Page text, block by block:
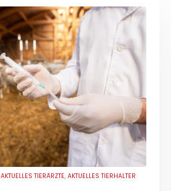
AKTUELLES TIERÄRZTE,AKTUELLES TIERHALTER